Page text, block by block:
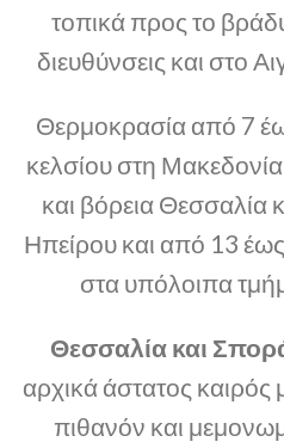
τοπικά προς το βράδυ
διευθύνσεις και στο
Θερμοκρασία από 7
κελσίου στη
και βόρεια Θεσσαλία
Ηπείρου και από 13
στα υπόλοιπα
Θεσσαλία και
αρχικά άστατος καιρός
πιθανόν και